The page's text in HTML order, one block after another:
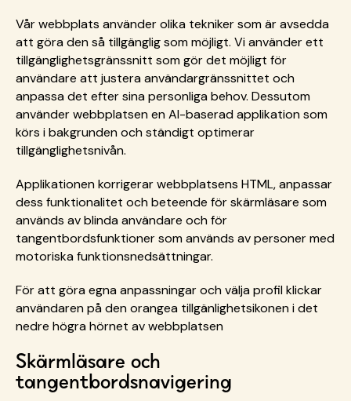
Vår webbplats använder olika tekniker som är avsedda
att göra den så tillgänglig som möjligt. Vi använder ett
tillgänglighetsgränssnitt som gör det möjligt för
användare att justera användargränssnittet och
anpassa det efter sina personliga behov. Dessutom
använder webbplatsen en AI-baserad applikation som
körs i bakgrunden och ständigt optimerar
tillgänglighetsnivån.
Applikationen korrigerar webbplatsens HTML, anpassar
dess funktionalitet och beteende för skärmläsare som
används av blinda användare och för
tangentbordsfunktioner som används av personer med
motoriska funktionsnedsättningar.
För att göra egna anpassningar och välja profil klickar
användaren på den orangea tillgänlighetsikonen i det
nedre högra hörnet av webbplatsen
Skärmläsare och
tangentbordsnavigering